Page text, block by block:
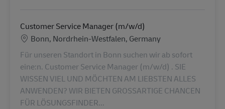
Customer Service Manager (m/w/d)
Locatie
Bonn, Nordrhein-Westfalen, Germany
Für unseren Standort in Bonn suchen wir ab sofort
eine:n. Customer Service Manager (m/w/d) . SIE
WISSEN VIEL UND MÖCHTEN AM LIEBSTEN ALLES
ANWENDEN? WIR BIETEN GROSSARTIGE CHANCEN
FÜR LÖSUNGSFINDER...